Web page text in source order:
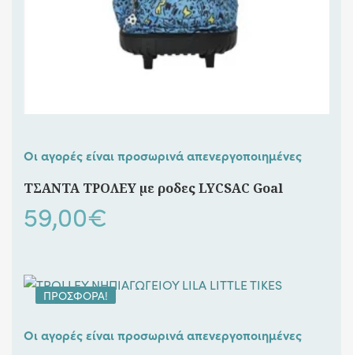
Οι αγορές είναι προσωρινά απενεργοποιημένες
ΤΣΑΝΤΑ ΤΡΟΛΕΥ με ροδες LYCSAC Goal
59,00€
ΠΡΟΣΦΟΡΆ!
Οι αγορές είναι προσωρινά απενεργοποιημένες